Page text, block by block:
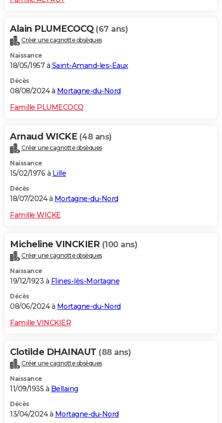
Alain PLUMECOCQ (67 ans)
Créer une cagnotte obsèques
Naissance
18/05/1957 à Saint-Amand-les-Eaux
Décès
08/08/2024 à Mortagne-du-Nord
Famille PLUMECOCQ
Arnaud WICKE (48 ans)
Créer une cagnotte obsèques
Naissance
15/02/1976 à Lille
Décès
18/07/2024 à Mortagne-du-Nord
Famille WICKE
Micheline VINCKIER (100 ans)
Créer une cagnotte obsèques
Naissance
19/12/1923 à Flines-lès-Mortagne
Décès
08/06/2024 à Mortagne-du-Nord
Famille VINCKIER
Clotilde DHAINAUT (88 ans)
Créer une cagnotte obsèques
Naissance
11/09/1935 à Bellaing
Décès
13/04/2024 à Mortagne-du-Nord